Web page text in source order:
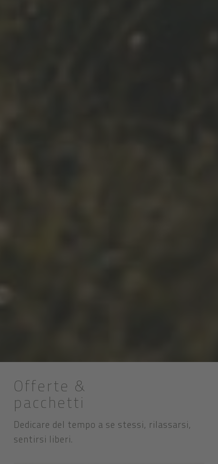
Offerte &
pacchetti
Dedicare del tempo a se stessi, rilassarsi,
sentirsi liberi.